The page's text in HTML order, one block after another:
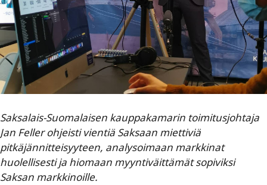
Saksalais-Suomalaisen kauppakamarin toimitusjohtaja
Jan Feller ohjeisti vientiä Saksaan miettiviä
pitkäjännitteisyyteen, analysoimaan markkinat
huolellisesti ja hiomaan myyntiväittämät sopiviksi
Saksan markkinoille.